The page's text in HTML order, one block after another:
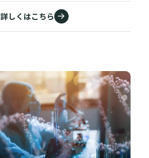
詳しくはこちら